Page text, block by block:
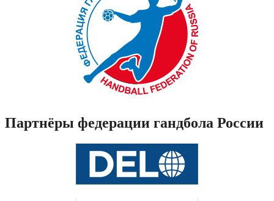
Партнёры федерации гандбола России